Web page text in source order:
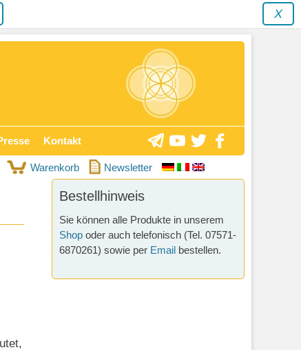
X
Kontakt
Warenkorb Newsletter
Bestellhinweis
Sie können alle Produkte in unserem
Shop oder auch telefonisch (Tel. 07571-
6870261) sowie per Email bestellen.